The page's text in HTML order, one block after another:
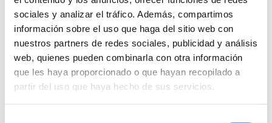
sociales y analizar el tráfico. Además, compartimos
información sobre el uso que haga del sitio web con
nuestros partners de redes sociales, publicidad y análisis
web, quienes pueden combinarla con otra información
que les haya proporcionado o que hayan recopilado a
partir del uso que haya hecho de sus servicios.
Bañeras en esquina
Hojas o biombos de bañera
Mamparas de bañera abatibles
Mamparas de bañera correderas
Mamparas de bañera sin perfilería